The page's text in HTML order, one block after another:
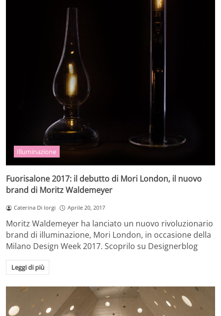
Illuminazione
Fuorisalone 2017: il debutto di Mori London, il nuovo
brand di Moritz Waldemeyer
Caterina Di Iorgi Aprile 20, 2017
Moritz Waldemeyer ha lanciato un nuovo rivoluzionario
brand di illuminazione, Mori London, in occasione della
Milano Design Week 2017. Scoprilo su Designerblog
Leggi di più